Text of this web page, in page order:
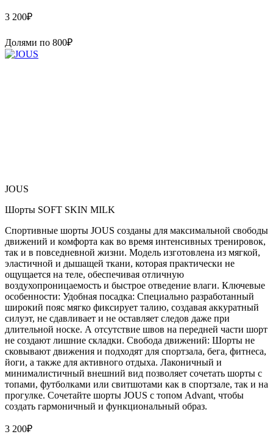
3 200₽
Долями по 800₽
JOUS
Шорты SOFT SKIN MILK
Спортивные шорты JOUS созданы для максимальной свободы
движений и комфорта как во время интенсивных тренировок,
так и в повседневной жизни. Модель изготовлена из мягкой,
эластичной и дышащей ткани, которая практически не
ощущается на теле, обеспечивая отличную
воздухопроницаемость и быстрое отведение влаги. Ключевые
особенности: Удобная посадка: Специально разработанный
широкий пояс мягко фиксирует талию, создавая аккуратный
силуэт, не сдавливает и не оставляет следов даже при
длительной носке. А отсутствие швов на передней части шорт
не создают лишние складки. Свобода движений: Шорты не
сковывают движения и подходят для спортзала, бега, фитнеса,
йоги, а также для активного отдыха. Лаконичный и
минималистичный внешний вид позволяет сочетать шорты с
топами, футболками или свитшотами как в спортзале, так и на
прогулке. Сочетайте шорты JOUS с топом Advant, чтобы
создать гармоничный и функциональный образ.
3 200₽